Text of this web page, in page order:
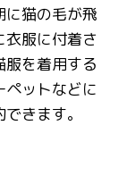
に猫の毛が飛
衣服に付着さ
を着用する
ットなどに
きます。